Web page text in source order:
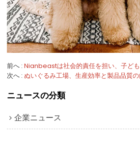
前へ
次へ
ニュースの分類
企業ニュース